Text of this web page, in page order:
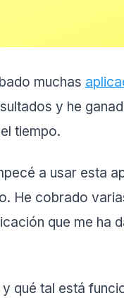
muchas
y he
tiempo.
a usar esta
He cobrado
que me ha
qué tal está